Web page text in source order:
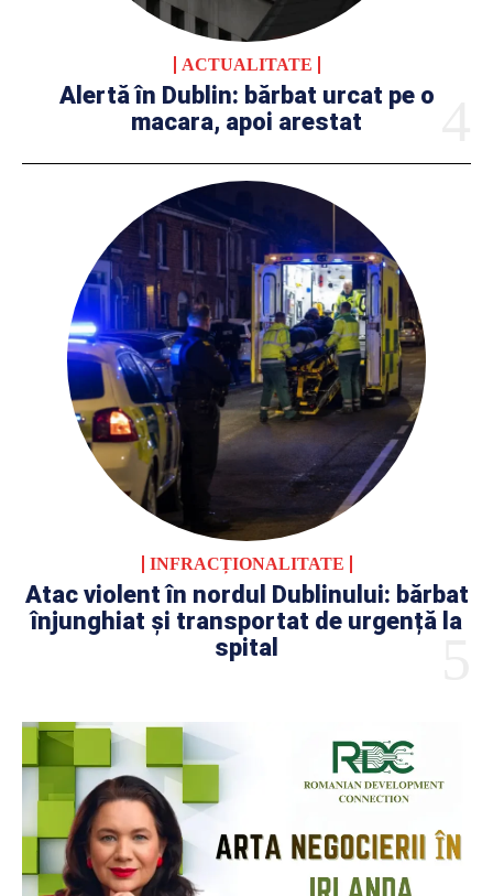
ACTUALITATE
Alertă în Dublin: bărbat urcat pe o
macara, apoi arestat
INFRACȚIONALITATE
Atac violent în nordul Dublinului: bărbat
înjunghiat și transportat de urgență la
spital